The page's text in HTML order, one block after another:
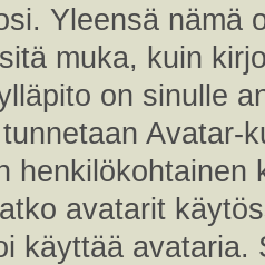
Yleensä nämä
muka, kuin
on sinulle
Avatar-
henkilökohtainen
avatarit
käyttää